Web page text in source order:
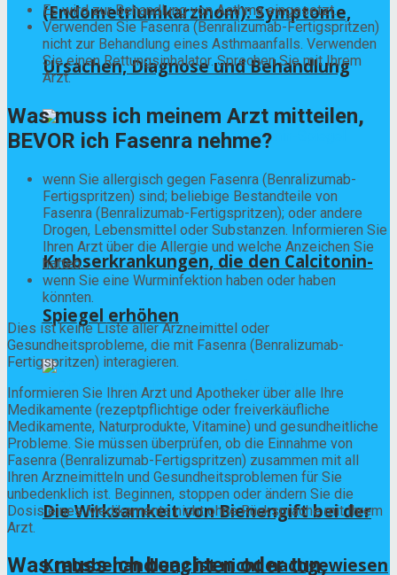
(Endometriumkarzinom): Symptome,
Ursachen, Diagnose und Behandlung
Krebserkrankungen, die den Calcitonin-
Spiegel erhöhen
Die Wirksamkeit von Bienengift bei der
Krebsbehandlung ist nicht nachgewiesen
Es wird zur Behandlung von Asthma eingesetzt.
Verwenden Sie Fasenra (Benralizumab-Fertigspritzen)
nicht zur Behandlung eines Asthmaanfalls. Verwenden
Sie einen Rettungsinhalator. Sprechen Sie mit Ihrem
Arzt.
Was muss ich meinem Arzt mitteilen,
BEVOR ich Fasenra nehme?
wenn Sie allergisch gegen Fasenra (Benralizumab-
Fertigspritzen) sind; beliebige Bestandteile von
Fasenra (Benralizumab-Fertigspritzen); oder andere
Drogen, Lebensmittel oder Substanzen. Informieren Sie
Ihren Arzt über die Allergie und welche Anzeichen Sie
hatten.
wenn Sie eine Wurminfektion haben oder haben
könnten.
Dies ist keine Liste aller Arzneimittel oder
Gesundheitsprobleme, die mit Fasenra (Benralizumab-
Fertigspritzen) interagieren.
Informieren Sie Ihren Arzt und Apotheker über alle Ihre
Medikamente (rezeptpflichtige oder freiverkäufliche
Medikamente, Naturprodukte, Vitamine) und gesundheitliche
Probleme. Sie müssen überprüfen, ob die Einnahme von
Fasenra (Benralizumab-Fertigspritzen) zusammen mit all
Ihren Arzneimitteln und Gesundheitsproblemen für Sie
unbedenklich ist. Beginnen, stoppen oder ändern Sie die
Dosis eines Medikaments nicht ohne Rücksprache mit Ihrem
Arzt.
Was muss ich beachten oder tun,